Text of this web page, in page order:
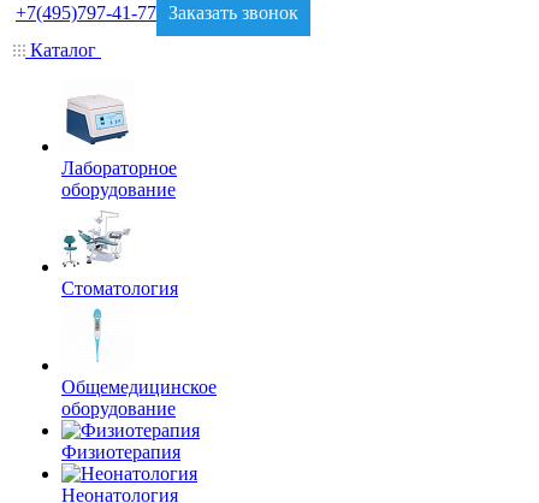
+7(495)797-41-77 Заказать звонок
Каталог
Лабораторное
оборудование
Стоматология
Общемедицинское
оборудование
Физиотерапия
Неонатология